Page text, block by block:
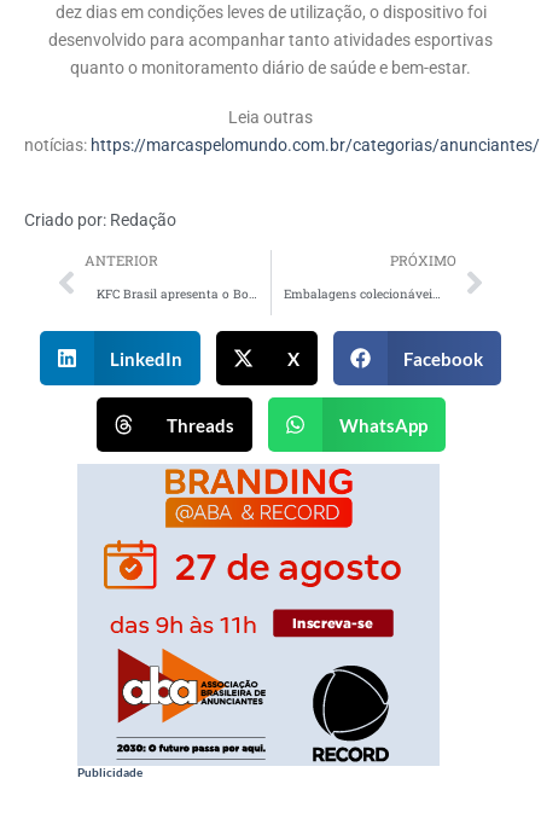
dez dias em condições leves de utilização, o dispositivo foi
desenvolvido para acompanhar tanto atividades esportivas
quanto o monitoramento diário de saúde e bem-estar.
Leia outras
notícias: https://marcaspelomundo.com.br/categorias/anunciantes/
Criado por: Redação
ANTERIOR
KFC Brasil apresenta o Box da Torcida
PRÓXIMO
Embalagens colecionáveis e coleção cápsula marcam nova iniciativa de NESCAU
LinkedIn X Facebook
Threads WhatsApp
Publicidade